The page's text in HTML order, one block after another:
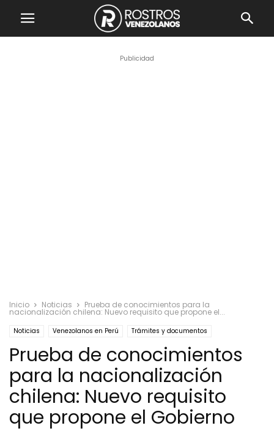
Publicidad
Inicio Noticias Prueba de conocimientos para la
nacionalización chilena: Nuevo requisito que propone el...
Noticias Venezolanos en Perú
Trámites y documentos
Venezolanos en Chile
Prueba de conocimientos
para la nacionalización
chilena: Nuevo requisito
que propone el Gobierno